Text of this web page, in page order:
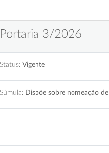
Portaria 3/2026
Status: Vigente
Súmula: Dispõe sobre nomeação